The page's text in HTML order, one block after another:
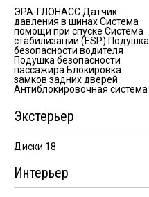
ЭРА-ГЛОНАСС Датчик
давления в шинах Система
помощи при спуске Система
стабилизации (ESP) Подушка
безопасности водителя
Подушка безопасности
пассажира Блокировка
замков задних дверей
Антиблокировочная система
(ABS) Антипробуксовочная
система (ASR) Система
помощи при старте в гору
(HSA) Система помощи при
торможении (BAS; EBD)
Крепление детского кресла
(задний ряд) ISOFIX
Иммобилайзер Центральный
Экстерьер
Диски 18
Интерьер